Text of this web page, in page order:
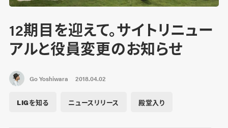
12期目を迎えて。サイトリニュー
アルと役員変更のお知らせ
Go Yoshiwara 2018.04.02
LIGを知る ニュースリリース 殿堂入り